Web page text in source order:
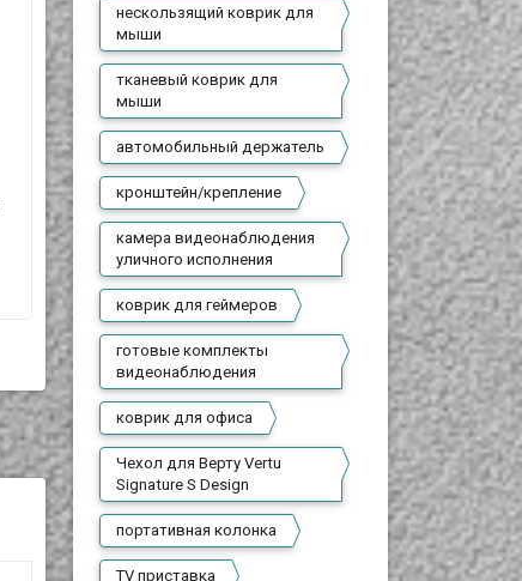
нескользящий коврик для
мыши
тканевый коврик для
мыши
автомобильный держатель
кронштейн/крепление
камера видеонаблюдения
уличного исполнения
коврик для геймеров
готовые комплекты
видеонаблюдения
коврик для офиса
Чехол для Верту Vertu
Signature S Design
портативная колонка
TV приставка